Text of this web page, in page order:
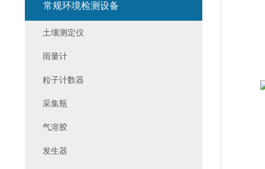
常规环境检测设备
土壤测定仪
雨量计
粒子计数器
采集瓶
气溶胶
发生器